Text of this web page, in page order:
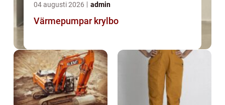
04 augusti 2026 admin
Värmepumpar krylbo